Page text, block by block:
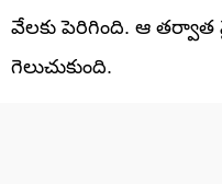
వేలకు పెరిగింది. ఆ
గెలుచుకుంది.